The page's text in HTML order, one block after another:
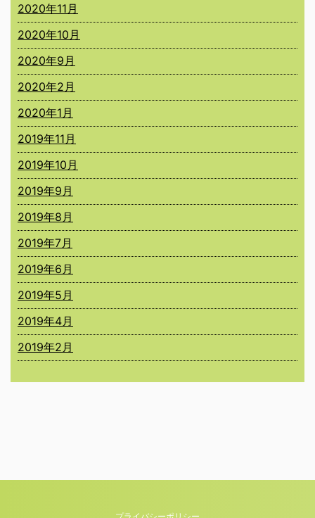
2020年11月
2020年10月
2020年9月
2020年2月
2020年1月
2019年11月
2019年10月
2019年9月
2019年8月
2019年7月
2019年6月
2019年5月
2019年4月
2019年2月